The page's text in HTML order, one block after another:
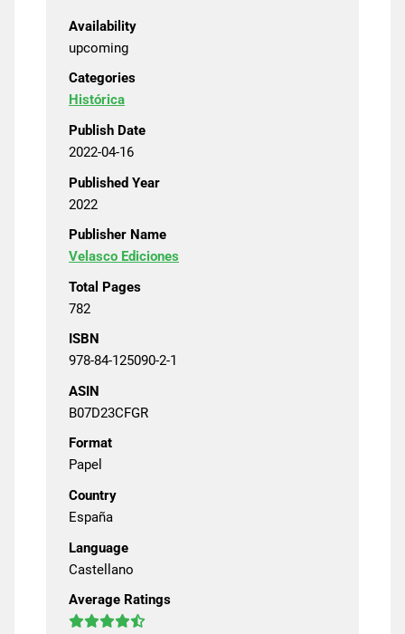
Availability
upcoming
Categories
Histórica
Publish Date
2022-04-16
Published Year
2022
Publisher Name
Velasco Ediciones
Total Pages
782
ISBN
978-84-125090-2-1
ASIN
B07D23CFGR
Format
Papel
Country
España
Language
Castellano
Average Ratings